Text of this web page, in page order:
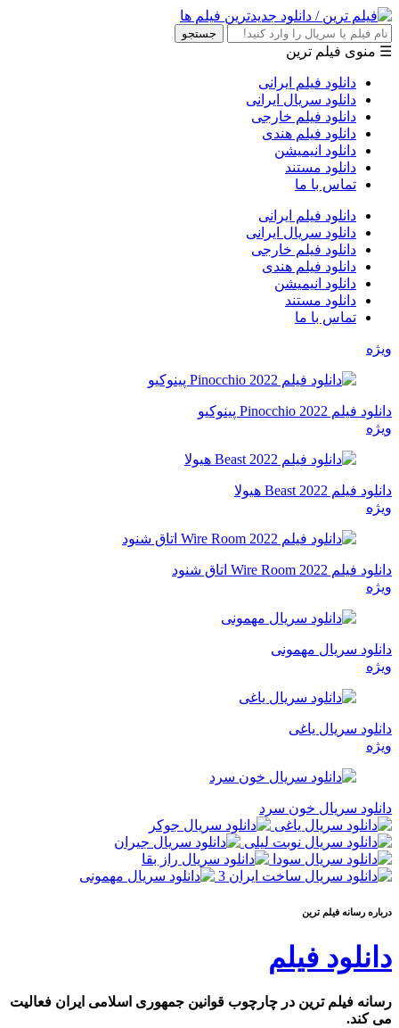
جستجو
☰ منوی فیلم ترین
دانلود فیلم ایرانی
دانلود سریال ایرانی
دانلود فیلم خارجی
دانلود فیلم هندی
دانلود انیمیشن
دانلود مستند
تماس با ما
دانلود فیلم ایرانی
دانلود سریال ایرانی
دانلود فیلم خارجی
دانلود فیلم هندی
دانلود انیمیشن
دانلود مستند
تماس با ما
ویژه
دانلود فیلم Pinocchio 2022 پینوکیو
ویژه
دانلود فیلم Beast 2022 هیولا
ویژه
دانلود فیلم Wire Room 2022 اتاق شنود
ویژه
دانلود سریال مهمونی
ویژه
دانلود سریال یاغی
ویژه
دانلود سریال خون سرد
درباره رسانه فيلم ترين
دانلود فیلم
رسانه فیلم ترین در چارچوب قوانین جمهوری اسلامی ایران فعالیت
می کند.